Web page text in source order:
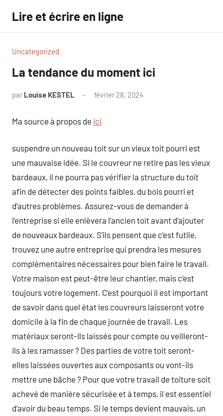
contenu
Lire et écrire en ligne
Uncategorized
La tendance du moment ici
par Louise KESTEL février 28, 2024
Ma source à propos de ici
suspendre un nouveau toit sur un vieux toit pourri est
une mauvaise idée. Si le couvreur ne retire pas les vieux
bardeaux, il ne pourra pas vérifier la structure du toit
afin de détecter des points faibles, du bois pourri et
d’autres problèmes. Assurez-vous de demander à
l’entreprise si elle enlèvera l’ancien toit avant d’ajouter
de nouveaux bardeaux. S’ils pensent que c’est futile,
trouvez une autre entreprise qui prendra les mesures
complémentaires nécessaires pour bien faire le travail.
Votre maison est peut-être leur chantier, mais c’est
toujours votre logement. C’est pourquoi il est important
de savoir dans quel état les couvreurs laisseront votre
domicile à la fin de chaque journée de travail. Les
matériaux seront-ils laissés pour compte ou veilleront-
ils à les ramasser ? Des parties de votre toit seront-
elles laissées ouvertes aux composants ou vont-ils
mettre une bâche ? Pour que votre travail de toiture soit
achevé de manière sécurisée et à temps, il est essentiel
d’avoir du beau temps. Si le temps devient mauvais, un